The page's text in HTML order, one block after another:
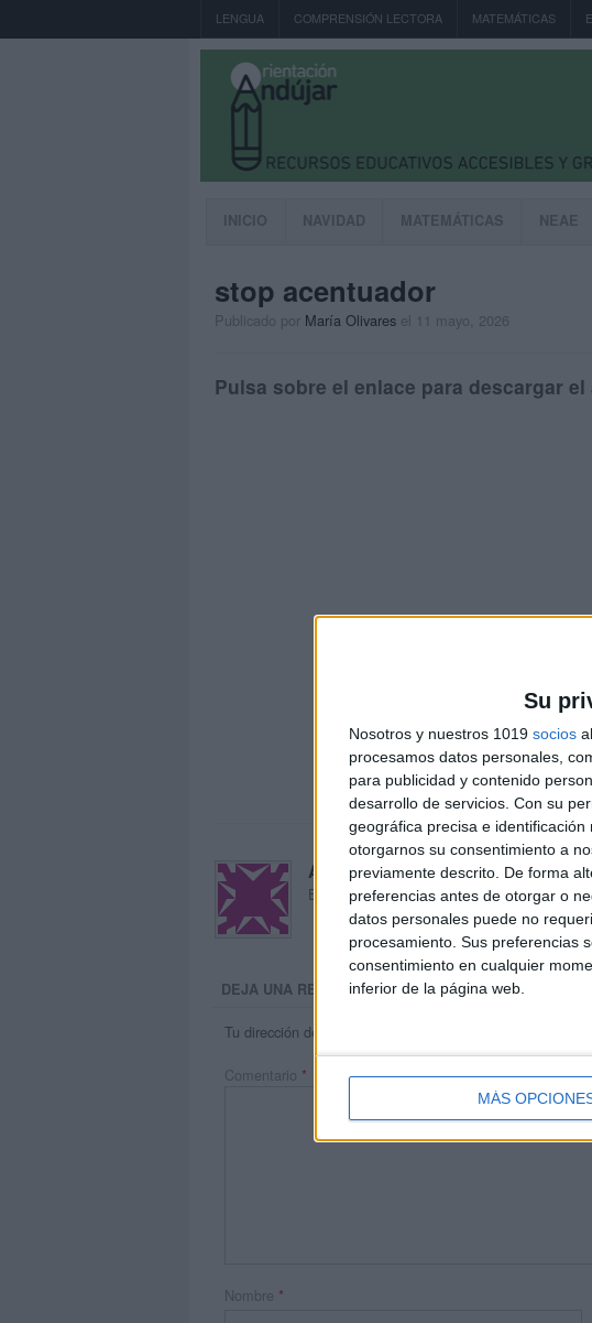
Su
Nosotros y nuestros 1019 socios
procesamos datos personales,
para publicidad y contenido
desarrollo de servicios. Con su
geográfica precisa e
otorgarnos su consentimiento a
previamente descrito. De forma
preferencias antes de otorgar o
datos personales puede no
procesamiento. Sus preferencias
consentimiento en cualquier
inferior de la página web.
MÁS
LENGUA COMPRENSIÓN LECTORA MATEMÁTICAS
INICIO NAVIDAD MATEMÁTICAS NEAE
stop acentuador
Publicado por María Olivares el 11 mayo, 2026
Pulsa sobre el enlace para descargar
stop acentuador
Acerca de María Olivares
El autor no ha proporcionado ninguna
DEJA UNA RESPUESTA
Tu dirección de correo electrónico no será publicada.
Comentario *
Nombre *